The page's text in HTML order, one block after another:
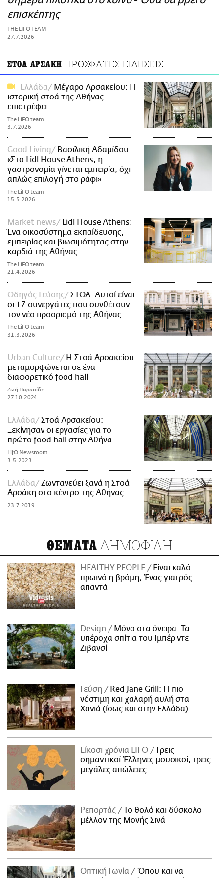
ΑΜΠΑ
PRINT
επισκέπτης
THE LIFO TEAM
27.7.2026
ΣΤΟΑ ΑΡΣΑΚΗ ΠΡΟΣΦΑΤΕΣ ΕΙΔΗΣΕΙΣ
Ελλάδα
Μέγαρο Αρσακείου: Η
ιστορική στοά της Αθήνας
επιστρέφει
The LiFO team
3.7.2026
Good Living
Βασιλική Αδαμίδου:
«Στο Lidl House Athens, η
γαστρονομία γίνεται εμπειρία, όχι
απλώς επιλογή στο ράφι»
The LiFO team
15.5.2026
Market news
Lidl House Athens:
Ένα οικοσύστημα εκπαίδευσης,
εμπειρίας και βιωσιμότητας στην
καρδιά της Αθήνας
The LiFO team
21.4.2026
Οδηγός Γεύσης
ΣΤΟΑ: Αυτοί είναι
οι 17 συνεργάτες που συνθέτουν
τον νέο προορισμό της Αθήνας
The LiFO team
31.3.2026
Urban Culture
Η Στοά Αρσακείου
μεταμορφώνεται σε ένα
διαφορετικό food hall
Ζωή Παρασίδη
27.10.2024
Ελλάδα
Στοά Αρσακείου:
Ξεκίνησαν οι εργασίες για το
πρώτο food hall στην Αθήνα
LifO Newsroom
3.5.2023
Ελλάδα
Ζωντανεύει ξανά η Στοά
Αρσάκη στο κέντρο της Αθήνας
23.7.2019
ΘΕΜΑΤΑ ΔΗΜΟΦΙΛΗ
HEALTHY PEOPLE
Είναι καλό
πρωινό η βρόμη; Ένας γιατρός
απαντά
Design
Μόνο στα όνειρα: Τα
υπέροχα σπίτια του Ιμπέρ ντε
Ζιβανσί
Γεύση
Red Jane Grill: Η πιο
νόστιμη και χαλαρή αυλή στα
Χανιά (ίσως και στην Ελλάδα)
Είκοσι χρόνια LIFO
Tρεις
σημαντικοί Έλληνες μουσικοί, τρεις
μεγάλες απώλειες
Ρεπορτάζ
Το θολό και δύσκολο
μέλλον της Μονής Σινά
Οπτική Γωνία
Όπου και να